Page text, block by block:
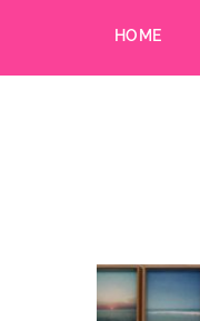
HOME